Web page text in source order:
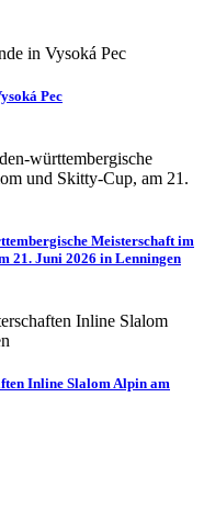
Pec
Meisterschaft im
21. Juni 2026 in Lenningen
Inline Slalom Alpin am